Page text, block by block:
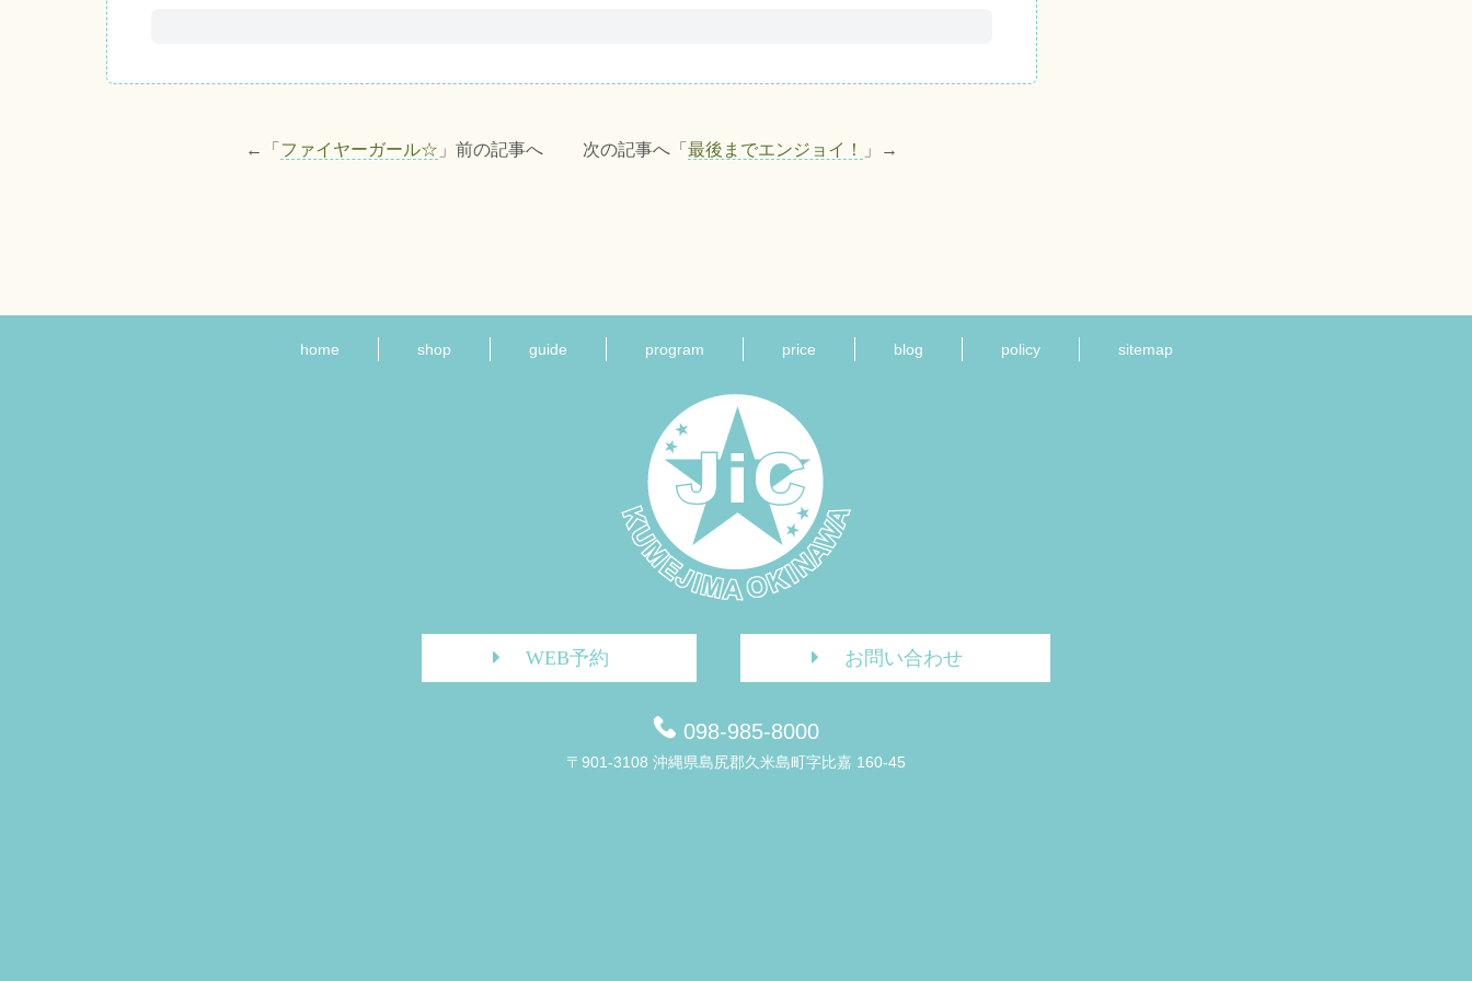
←「 ファイヤーガール☆ 」前の記事へ 次の記事へ「 最後までエンジョイ！ 」→
home shop guide program price blog policy sitemap
WEB予約 お問い合わせ
098-985-8000
〒901-3108 沖縄県島尻郡久米島町字比嘉 160-45